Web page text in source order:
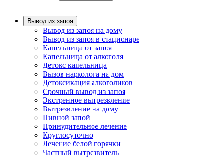
Вывод из запоя
Вывод из запоя на дому
Вывод из запоя в стационаре
Капельница от запоя
Капельница от алкоголя
Детокс капельница
Вызов нарколога на дом
Детоксикация алкоголиков
Срочный вывод из запоя
Экстренное вытрезвление
Вытрезвление на дому
Пивной запой
Принудительное лечение
Круглосуточно
Лечение белой горячки
Частный вытрезвитель